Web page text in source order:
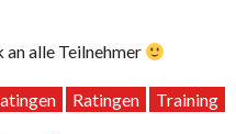
alle Teilnehmer
Ratingen Training